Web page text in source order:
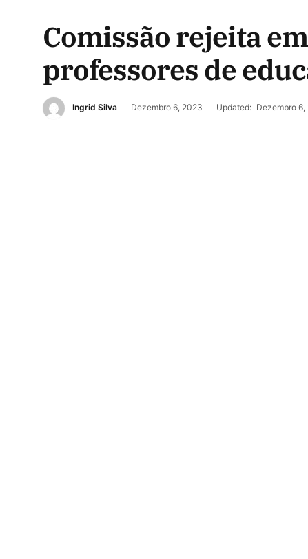
Comissão rejeita
professores de
Ingrid Silva Dezembro 6, 2023 Updated: Dezembro 6,